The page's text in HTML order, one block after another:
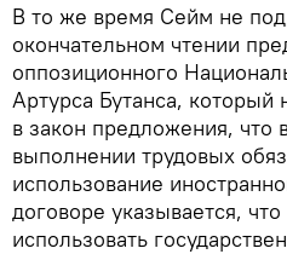
В то же время Сейм не
окончательном чтении
оппозиционного
Артурса Бутанса, который
в закон предложения, что
выполнении трудовых
использование
договоре указывается,
использовать